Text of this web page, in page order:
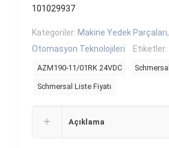
101029937
Kategoriler: Makine Yedek Parçaları,
Otomasyon Teknolojileri
Etiketler:
AZM190-11/01RK 24VDC Schmersal
Schmersal Liste Fiyatı
Açıklama